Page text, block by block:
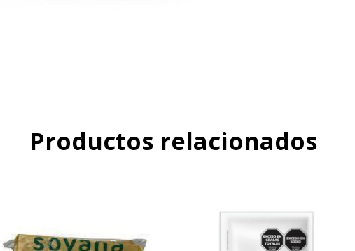
Productos relacionados